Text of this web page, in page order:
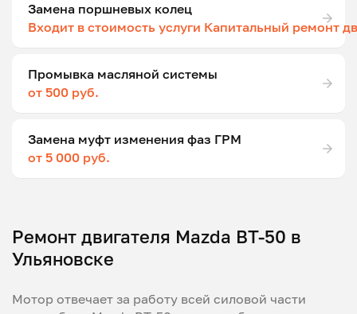
Замена поршневых колец
Входит в стоимость услуги Капитальный ремонт
Промывка масляной системы
от 500 руб.
Замена муфт изменения фаз ГРМ
от 5 000 руб.
Ремонт двигателя Mazda BT-50 в
Ульяновске
Мотор отвечает за работу всей силовой части